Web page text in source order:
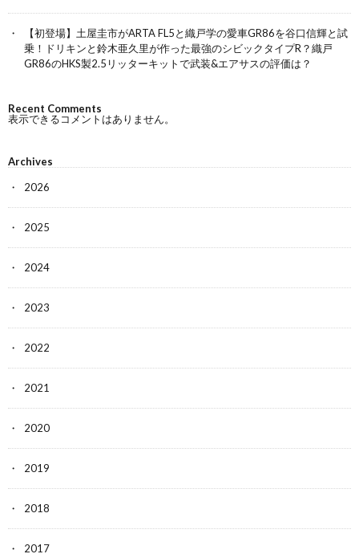
【初登場】土屋圭市がARTA FL5と織戸学の愛車GR86を谷口信輝と試
乗！ドリキンと鈴木亜久里が作った最強のシビックタイプR？織戸
GR86のHKS製2.5リッターキットで武装&エアサスの評価は？
Recent Comments
表示できるコメントはありません。
Archives
2026
2025
2024
2023
2022
2021
2020
2019
2018
2017